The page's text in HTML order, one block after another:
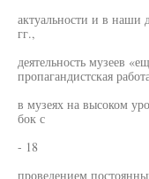
актуальности и в наши
гг.,
деятельность музеев
пропагандистская
в музеях на высоком
бок с
- 18
проведением